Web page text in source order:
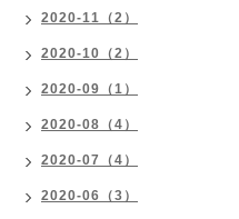
2020-11（2）
2020-10（2）
2020-09（1）
2020-08（4）
2020-07（4）
2020-06（3）